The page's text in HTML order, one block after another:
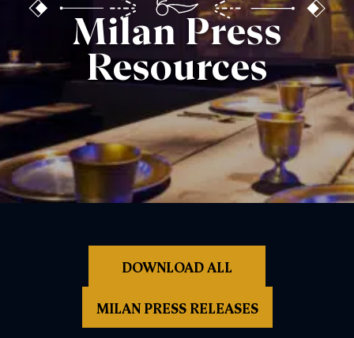
Milan Press
Resources
DOWNLOAD ALL
MILAN PRESS RELEASES